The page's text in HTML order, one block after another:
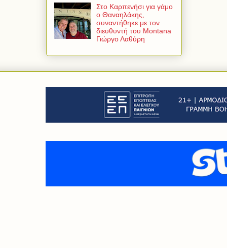
Στο Καρπενήσι για γάμο
ο Θαναηλάκης,
συναντήθηκε με τον
διευθυντή του Montana
Γιώργο Λαθύρη